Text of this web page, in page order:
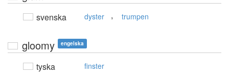
svenska dyster , trumpen
gloomy engelska
tyska finster